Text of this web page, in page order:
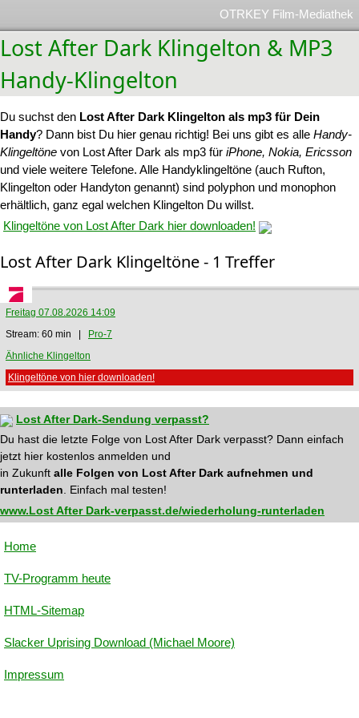
OTRKEY Film-Mediathek
Lost After Dark Klingelton & MP3
Handy-Klingelton
Du suchst den Lost After Dark Klingelton als mp3 für Dein
Handy? Dann bist Du hier genau richtig! Bei uns gibt es alle Handy-
Klingeltöne von Lost After Dark als mp3 für iPhone, Nokia, Ericsson
und viele weitere Telefone. Alle Handyklingeltöne (auch Rufton,
Klingelton oder Handyton genannt) sind polyphon und monophon
erhältlich, ganz egal welchen Klingelton Du willst.
Klingeltöne von Lost After Dark hier downloaden!
Lost After Dark Klingeltöne - 1 Treffer
Freitag 07.08.2026 14:09
Stream: 60 min |
Pro-7
Ähnliche Klingelton
Klingeltöne von hier downloaden!
Lost After Dark-Sendung verpasst?
Du hast die letzte Folge von Lost After Dark verpasst? Dann einfach
jetzt hier kostenlos anmelden und
in Zukunft alle Folgen von Lost After Dark aufnehmen und
runterladen . Einfach mal testen!
www.Lost After Dark-verpasst.de/wiederholung-runterladen
Home
TV-Programm heute
HTML-Sitemap
Slacker Uprising Download (Michael Moore)
Impressum